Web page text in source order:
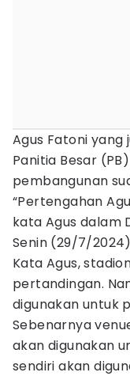
Agus Fatoni
Panitia Besar
pembangunan
“Pertengahan
kata Agus dalam
Senin (29/7/
Kata Agus,
pertandingan.
digunakan untuk
Sebenarnya
akan digunakan
sendiri akan